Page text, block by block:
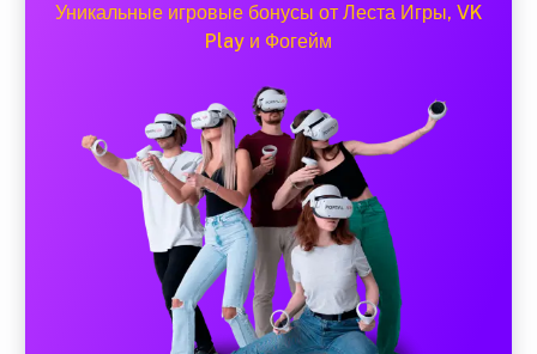
Уникальные игровые бонусы от Леста Игры, VK
Play и Фогейм